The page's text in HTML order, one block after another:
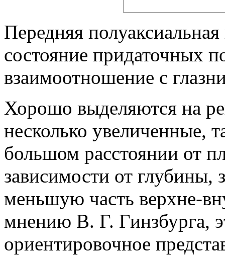
Передняя
состояние придаточных
взаимоотношение с
Хорошо выделяются на
несколько увеличенные,
большом расстоянии от
зависимости от
меньшую часть верхне-
мнению В. Г. Гинзбурга,
ориентировочное